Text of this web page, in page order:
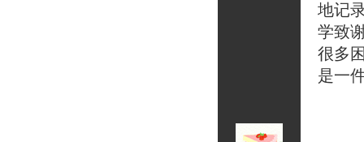
地记
学致
很多
是一